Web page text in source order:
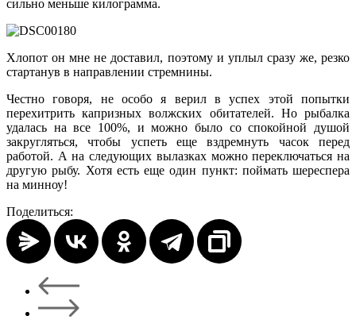
сильно меньше килограмма.
Хлопот он мне не доставил, поэтому и уплыл сразу же, резко
стартанув в направлении стремнины.
Честно говоря, не особо я верил в успех этой попытки
перехитрить капризных волжских обитателей. Но рыбалка
удалась на все 100%, и можно было со спокойной душой
закругляться, чтобы успеть еще вздремнуть часок перед
работой. А на следующих вылазках можно переключаться на
другую рыбу. Хотя есть еще один пункт: поймать шереспера
на минноу!
Поделиться: